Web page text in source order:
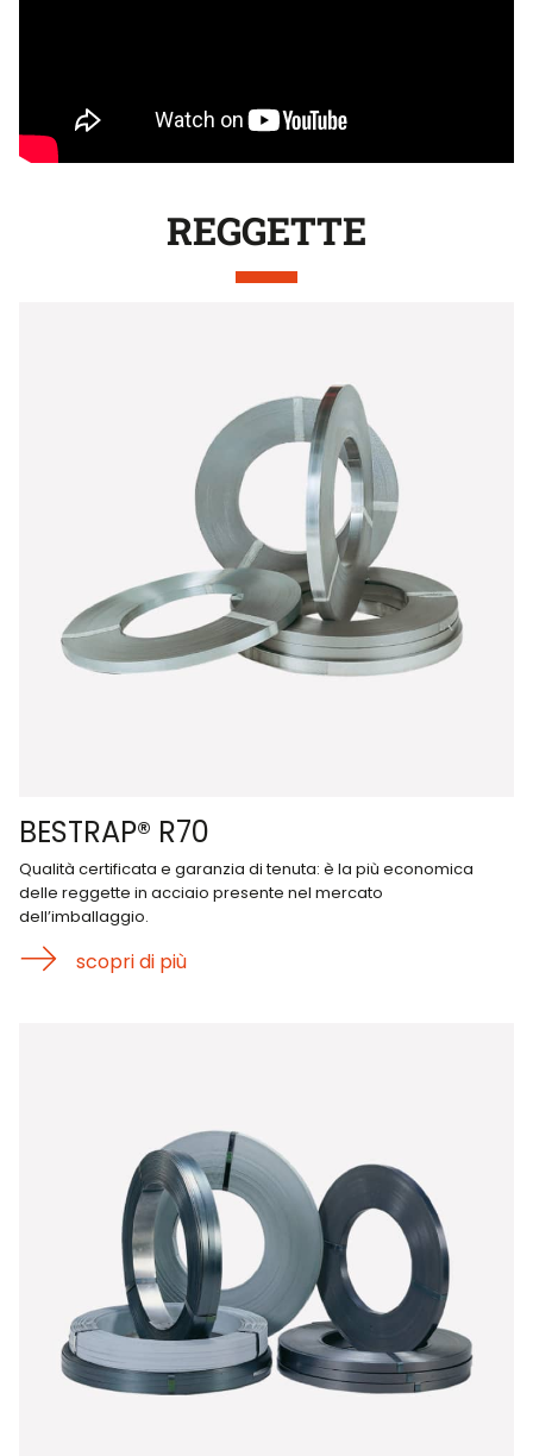
REGGETTE
BESTRAP® R70
Qualità certificata e garanzia di tenuta: è la più economica
delle reggette in acciaio presente nel mercato
dell’imballaggio.
scopri di più